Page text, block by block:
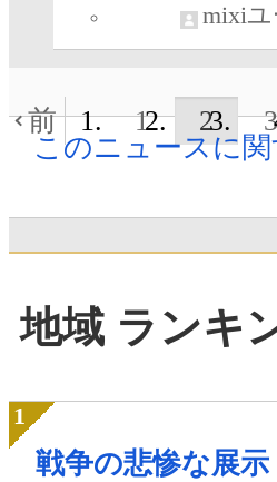
mixi
前 1 2 3
このニュースに
地域 ランキ
戦争の悲惨な展